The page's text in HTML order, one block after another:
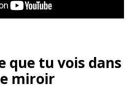
que tu vois dans
miroir